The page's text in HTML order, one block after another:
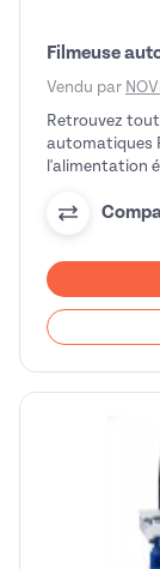
Filmeuse
Vendu par
Retrouvez
automatiques
l'alimentation